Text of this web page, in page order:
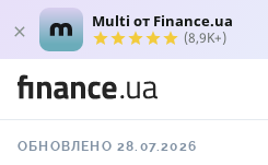
Multi от Finance.ua
(8,9K+)
ОБНОВЛЕНО 28.07.2026